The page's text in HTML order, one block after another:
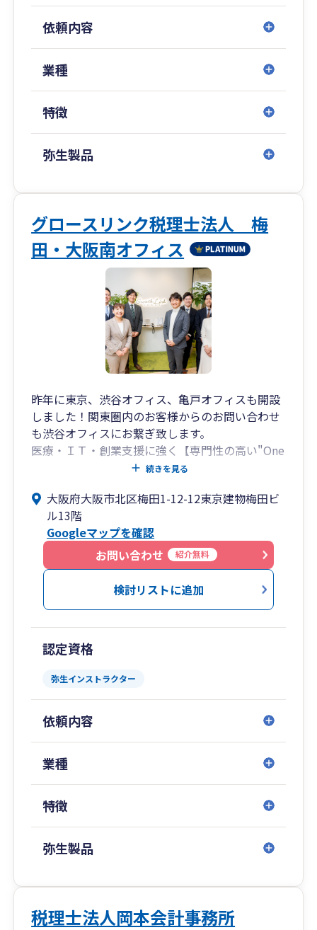
➥創業、成長、安定、そして承継——
企業のライフサイクルに応じて必要となる税
務・財務体制は変化します。
コストを抑えつつ、中長期的な視点での体制構築
➥無理なコスト負担を強いるのではなく、中小企
クラウド会計導入から決算までの一貫対応
➥弥生会計Nextなどクラウド会計の導入支援から
スタートし、
記帳代行・税務相談・決算申告までシームレス
会計・税務の“見える化”を実現します。
相続・事業承継の専門チームとの連携による出口
➥将来の株価対策や世代交代、相続に向けた設計
出口戦略から次世代への承継までを見据えた支
援体制を構築しています。
■このような方におすすめです
・中小企業の経営者様で、決算書を“融資に強
い”状態にしたい
・創業間もない、または成長段階の法人で、会
計・税務の整備から始めたい
・将来的に事業承継や相続を見据えて、税務・財
務の準備を進めたい
・生きた事業計画とともに、圧倒的スピードで成
長したい
■【全国14拠点】※オンラインの場合は全国対応
東京都（池袋）／神奈川県（横浜）／山梨県（甲
府）／大阪府／
広島県／山口県（周南）／福岡県（博多・北九
州）／佐賀県／
長崎県／埼玉県（川越）／千葉県／愛知県（名古
屋）／沖縄県（那覇）
■専門著書やセミナー講演等多数
金融機関をはじめ、各業界で相続や事業承継に関
するセミナー講演実績も多数ございます。
等、高い専門性を誇ります。
依頼内容
業種
特徴
弥生製品
グロースリンク税理士法人 梅
田・大阪南オフィス
昨年に東京、渋谷オフィス、亀戸オフィスも開設
しました！関東圏内のお客様からのお問い合わせ
も渋谷オフィスにお繋ぎ致します。
医療・ＩＴ・創業支援に強く【専門性の高い"One
Stop Service"が特徴】グロースリンク税理士法人
梅田オフィスはアットホームな雰囲気です！！
続きを見る
大阪府大阪市北区梅田1-12-12東京建物梅田ビ
ル13階
Googleマップを確認
お問い合わせ
紹介無料
検討リストに追加
認定資格
弥生インストラクター
依頼内容
業種
特徴
弥生製品
税理士法人岡本会計事務所